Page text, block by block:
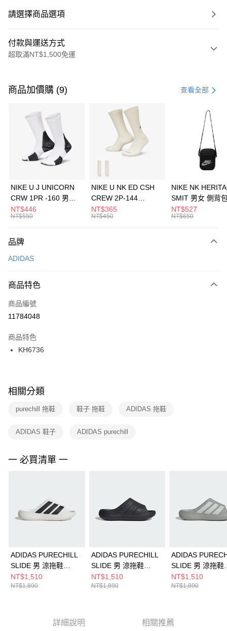
請選擇商品選項
付款與運送方式
超取滿NT$1,500免運
信用卡一次付款
3 期 0 利率 每期 21家銀行
合作金庫商業銀行
第一商業銀行
華南商業銀行
彰化商業銀行
上海商業儲蓄銀行
元大商業銀行
台灣樂天信用卡公司
Apple Pay
全盈+PAY
AFTEE先享後付
【關於「AFTEE先享後付」】
便利好安心！
３．安心：先確認商品／服務後，再付款。
【「AFTEE先享後付」結帳流程】
１．於結帳方式選擇「AFTEE先享後付」後，將跳轉至「AFTEE先享後付」
２．訂單成立數日內，您將收到繳費通知簡訊。
３．收到繳費通知簡訊後14天內，點擊此簡訊中的連結，可透過四大超商／
ATM／網路銀行／等多元方式進行付款，方視為交易完成。
※ 交易是否成功請以「AFTEE先享後付 」之結帳頁面顯示為準，若有關於
是否繳費成功／繳費後需取消欲退款等相關疑問，請聯繫「AFTEE先享後付
客戶支援中心」 https://netprotections.freshdesk.com/support/home
１．透過由恩沛科技股份有限公司提供之「AFTEE先享後付」服務完成之交
２．關於個人資料處理事宜，請瀏覽以下網址：
４．使用「AFTEE先享後付」時，將依據個別帳號之用戶狀況，依本公司即
時審查核予不同之上限額度；若仍有額度不足之情形，本公司將視審查結果
運送方式
每筆NT$100，滿NT$1,500(含以上)免運費
宅配
每筆NT$100，滿NT$1,500(含以上)免運費
付款後門市自取
每筆NT$100，滿NT$1,500(含以上)免運費
商品加價購 (9) 查看全部
NIKE U J UNICORN
CRW 1PR -160 男女
中統襪 FZ3393100
NT$446
NT$550
NIKE U NK ED CSH
CREW 2P-144
EMBRDY 男女 短統襪
FZ3073133
NT$365
NT$450
NIKE NK
SMIT 男女 側背
BA5871010
NT$527
NT$650
品牌
ADIDAS
商品特色
商品編號
11784048
商品特色
KH6736
相關分類
purechill 拖鞋 鞋子 拖鞋 ADIDAS 拖鞋
ADIDAS 鞋子 ADIDAS purechill
一 必買清單 一
ADIDAS PURECHILL
SLIDE 男 涼拖鞋
KI0054
NT$1,510
NT$1,890
ADIDAS PURECHILL
SLIDE 男 涼拖鞋
KI0055
NT$1,510
NT$1,890
ADIDAS
SLIDE 男 涼拖鞋
KI0059
NT$1,510
NT$1,890
詳細說明 相關推薦